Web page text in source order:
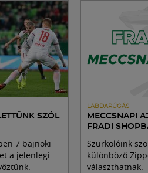
SZÓL
7 bajnoki
a jelenlegi
LABDARÚGÁS
MECCSNAPI
FRADI
Szurkolóink
különböző
választhatnak.